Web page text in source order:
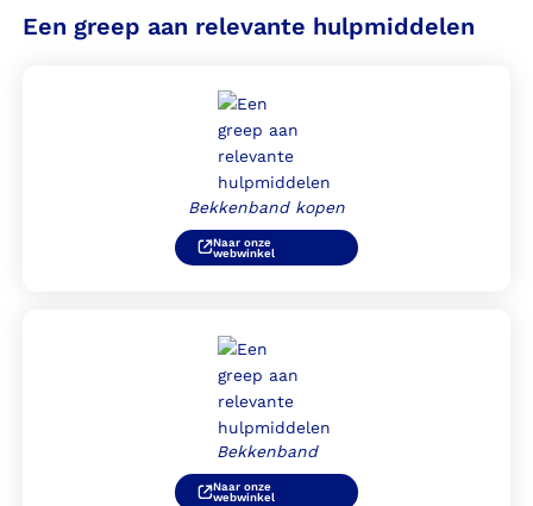
Een greep aan relevante hulpmiddelen
Bekkenband kopen
Naar onze
webwinkel
Bekkenband
Naar onze
webwinkel